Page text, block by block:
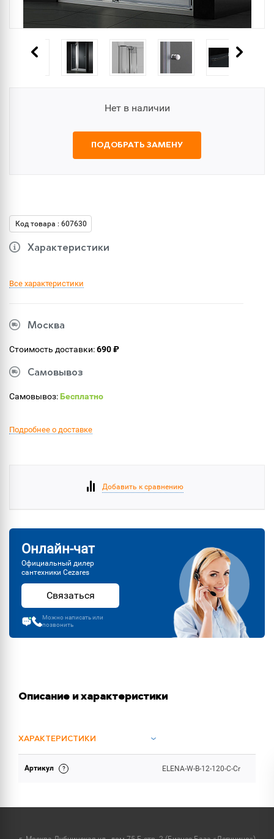
Нет в наличии
ПОДОБРАТЬ ЗАМЕНУ
Код товара : 607630
Характеристики
Все характеристики
Москва
Стоимость доставки:690 ₽
Самовывоз
Самовывоз:Бесплатно
Подробнее о доставке
Добавить к сравнению
Онлайн-чат
Официальный дилер
сантехники Cezares
Связаться
Можно написать или
позвонить
Описание и характеристики
ХАРАКТЕРИСТИКИ
ОБЪЕМ ПОСТАВКИ
Артикул ELENA-W-B-12-120-C-Cr